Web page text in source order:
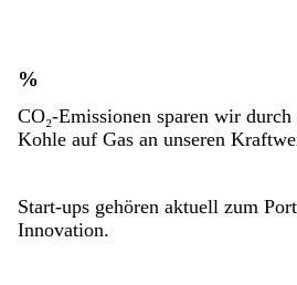
%
CO₂-Emissionen sparen wir
Kohle auf Gas an unseren
Start-ups gehören aktuell zum
Innovation.